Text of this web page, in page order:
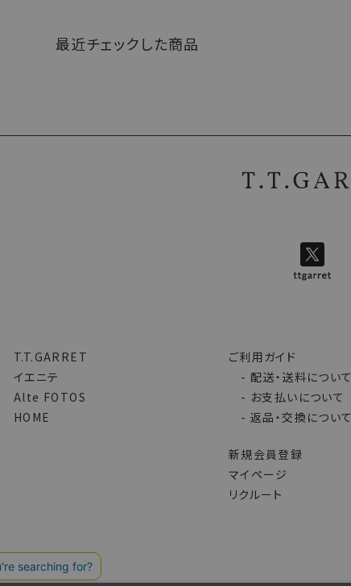
最近チェックした商品
T.T.GARRET
イエニテ
Alte FOTOS
HOME
ご利用ガイド
- 配送・送料について
- お支払いについて
- 返品・交換について
新規会員登録
マイページ
リクルート